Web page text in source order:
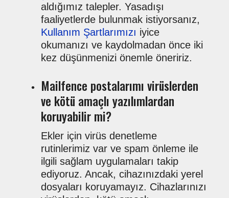
aldığımız talepler. Yasadışı
faaliyetlerde bulunmak istiyorsanız,
Kullanım Şartlarımızı iyice
okumanızı ve kaydolmadan önce iki
kez düşünmenizi önemle öneririz.
Mailfence postalarımı virüslerden
ve kötü amaçlı yazılımlardan
koruyabilir mi?
Ekler için virüs denetleme
rutinlerimiz var ve spam önleme ile
ilgili sağlam uygulamaları takip
ediyoruz. Ancak, cihazınızdaki yerel
dosyaları koruyamayız. Cihazlarınızı